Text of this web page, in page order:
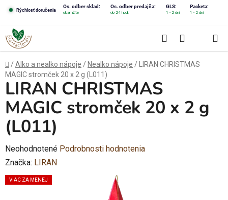
obsah
Rýchlosť doručenia
Os. odber sklad: Os. odber predajňa: GLS: Packeta:
okamžite do 24 hod. 1 - 2 dni 1 - 2 dni
Hľadať
KOŠÍK
Domov
/Alko a nealko nápoje / Nealko nápoje /
LIRAN CHRISTMAS
MAGIC stromček 20 x 2 g (L011)
LIRAN CHRISTMAS
MAGIC stromček 20 x 2 g
(L011)
Priemerné
hodnotenie
produktu
Neohodnotené Podrobnosti hodnotenia
Značka: LIRAN
VIAC ZA MENEJ